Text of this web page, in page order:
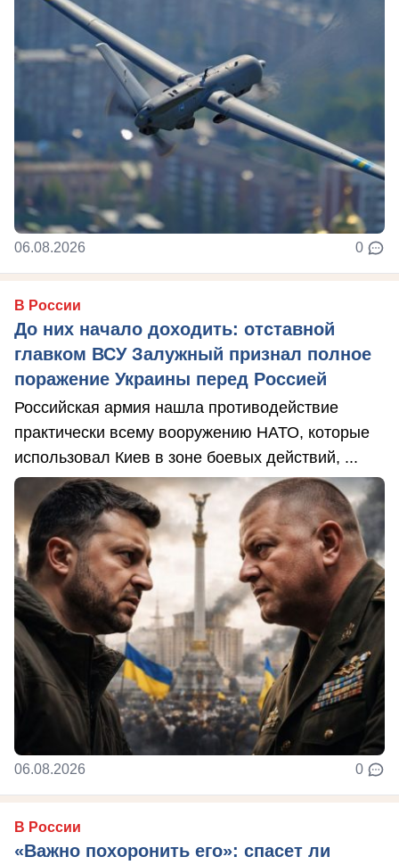
06.08.2026 0
В России
До них начало доходить: отставной
главком ВСУ Залужный признал полное
поражение Украины перед Россией
Российская армия нашла противодействие
практически всему вооружению НАТО, которые
использовал Киев в зоне боевых действий, ...
06.08.2026 0
В России
«Важно похоронить его»: спасет ли